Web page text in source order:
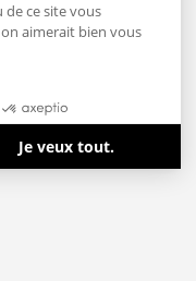
ce site vous
aimerait bien vous
Je veux tout.
et de gérer vos